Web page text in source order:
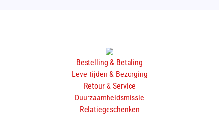
Bestelling & Betaling
Levertijden & Bezorging
Retour & Service
Duurzaamheidsmissie
Relatiegeschenken